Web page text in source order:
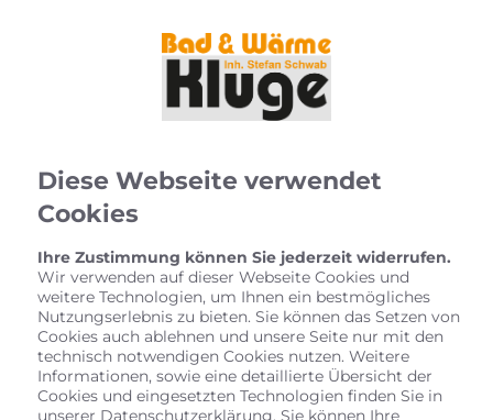
Diese Webseite verwendet
Cookies
Ihre Zustimmung können Sie jederzeit widerrufen.
Wir verwenden auf dieser Webseite Cookies und
weitere Technologien, um Ihnen ein bestmögliches
Nutzungserlebnis zu bieten. Sie können das Setzen von
Cookies auch ablehnen und unsere Seite nur mit den
technisch notwendigen Cookies nutzen. Weitere
Informationen, sowie eine detaillierte Übersicht der
Cookies und eingesetzten Technologien finden Sie in
unserer Datenschutzerklärung. Sie können Ihre